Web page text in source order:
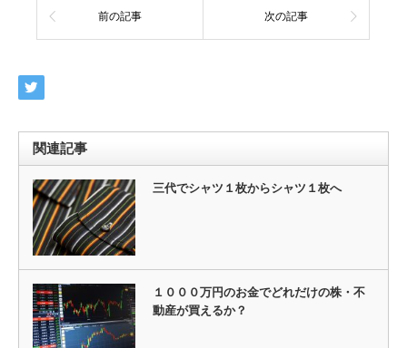
前の記事 次の記事
関連記事
三代でシャツ１枚からシャツ１枚へ
１０００万円のお金でどれだけの株・不
動産が買えるか？